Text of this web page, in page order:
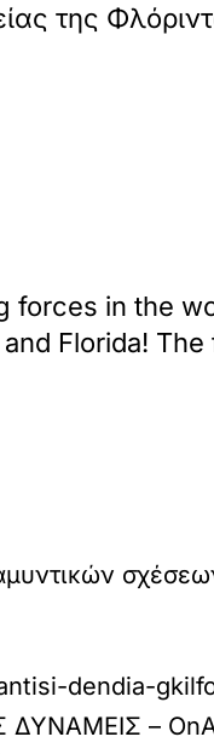
της
forces in the
Florida!
dendia-
–